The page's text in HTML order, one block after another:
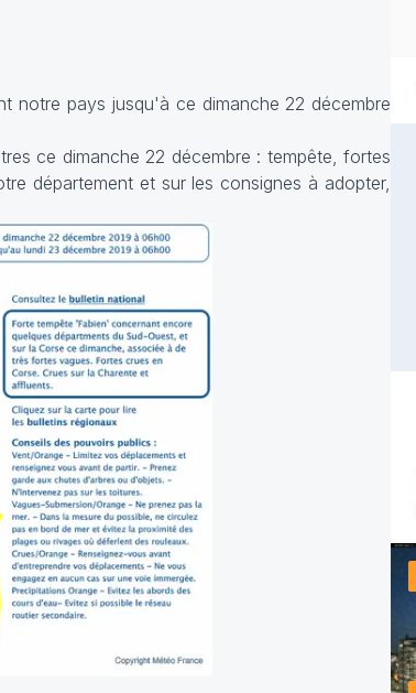
notre pays jusqu'à ce dimanche 22 décembre
ce dimanche 22 décembre : tempête, fortes
département et sur les consignes à adopter,